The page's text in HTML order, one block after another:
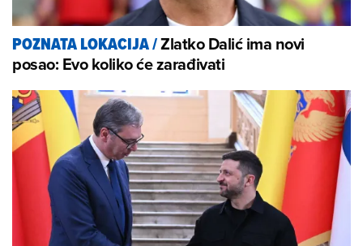
POZNATA LOKACIJA/Zlatko Dalić ima novi
posao: Evo koliko će zarađivati